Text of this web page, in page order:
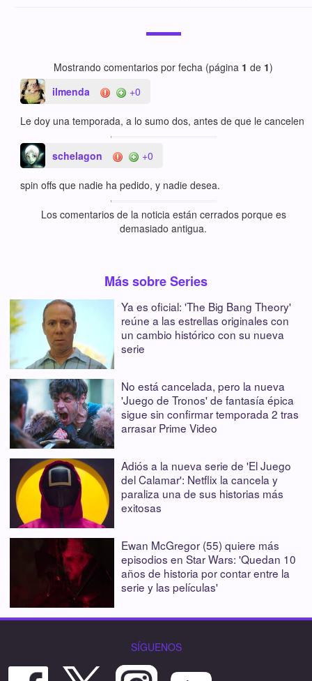
Mostrando comentarios por fecha (página 1 de 1)
ilmenda
+0
Le doy una temporada, a lo sumo dos, antes de que le cancelen
schelagon +0
spin offs que nadie ha pedido, y nadie desea.
Los comentarios de la noticia están cerrados porque es
demasiado antigua.
Más sobre Series
Ya es oficial: 'The Big Bang Theory'
reúne a las estrellas originales con
un cambio histórico con su nueva
serie
No está cancelada, pero la nueva
'Juego de Tronos' de fantasía épica
sigue sin confirmar temporada 2 tras
arrasar Prime Video
Adiós a la nueva serie de 'El Juego
del Calamar': Netflix la cancela y
paraliza una de sus historias más
exitosas
Ewan McGregor (55) quiere más
episodios en Star Wars: 'Quedan 10
años de historia por contar entre la
serie y las películas'
SÍGUENOS